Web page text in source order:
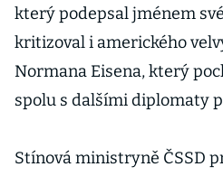
který podepsal jménem své
kritizoval i amerického
Normana Eisena, který
spolu s dalšími diplomaty
Stínová ministryně ČSSD